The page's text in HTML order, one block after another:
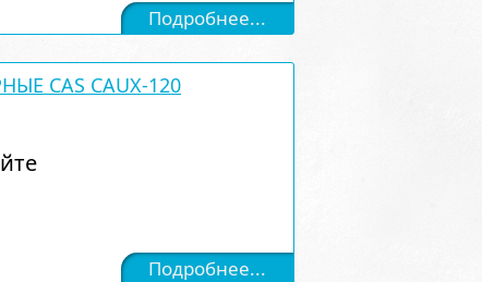
Подробнее...
CAS CAUX-120
Подробнее...